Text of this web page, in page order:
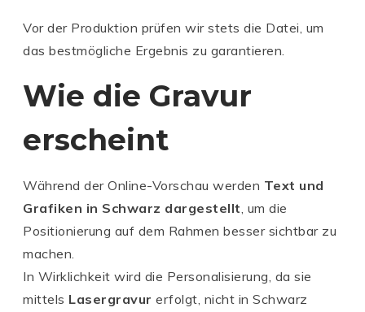
Vor der Produktion prüfen wir stets die Datei, um
das bestmögliche Ergebnis zu garantieren.
Wie die Gravur
erscheint
Während der Online-Vorschau werden Text und
Grafiken in Schwarz dargestellt , um die
Positionierung auf dem Rahmen besser sichtbar zu
machen.
In Wirklichkeit wird die Personalisierung, da sie
mittels Lasergravur erfolgt, nicht in Schwarz